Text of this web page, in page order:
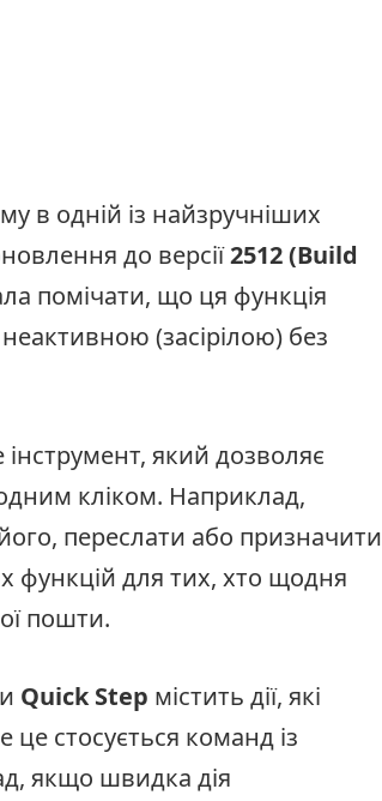
в одній із найзручніших
до версії2512 (Build
помічати, що ця функція
(засірілою) без
який дозволяє
кліком. Наприклад,
переслати або призначити
функцій для тих, хто щодня
пошти.
Quick Step містить дії, які
стосується команд із
якщо швидка дія